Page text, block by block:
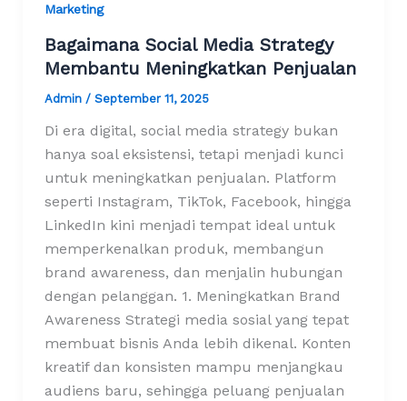
Marketing
Bagaimana Social Media Strategy
Membantu Meningkatkan Penjualan
Admin / September 11, 2025
Di era digital, social media strategy bukan
hanya soal eksistensi, tetapi menjadi kunci
untuk meningkatkan penjualan. Platform
seperti Instagram, TikTok, Facebook, hingga
LinkedIn kini menjadi tempat ideal untuk
memperkenalkan produk, membangun
brand awareness, dan menjalin hubungan
dengan pelanggan. 1. Meningkatkan Brand
Awareness Strategi media sosial yang tepat
membuat bisnis Anda lebih dikenal. Konten
kreatif dan konsisten mampu menjangkau
audiens baru, sehingga peluang penjualan